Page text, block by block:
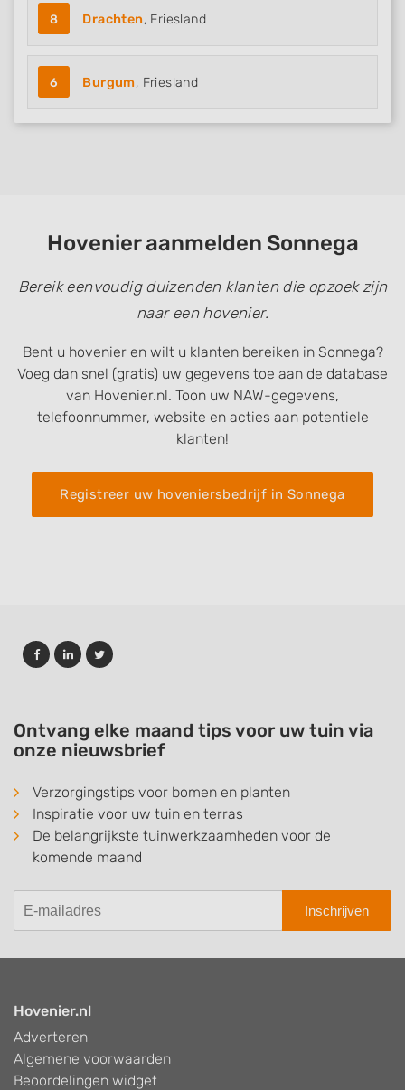
8 Drachten, Friesland
6 Burgum, Friesland
Hovenier aanmelden Sonnega
Bereik eenvoudig duizenden klanten die opzoek zijn
naar een hovenier.
Bent u hovenier en wilt u klanten bereiken in Sonnega?
Voeg dan snel (gratis) uw gegevens toe aan de database
van Hovenier.nl. Toon uw NAW-gegevens,
telefoonnummer, website en acties aan potentiele
klanten!
Registreer uw hoveniersbedrijf in Sonnega
Ontvang elke maand tips voor uw tuin via
onze nieuwsbrief
Verzorgingstips voor bomen en planten
Inspiratie voor uw tuin en terras
De belangrijkste tuinwerkzaamheden voor de
komende maand
Inschrijven
Hovenier.nl
Adverteren
Algemene voorwaarden
Beoordelingen widget